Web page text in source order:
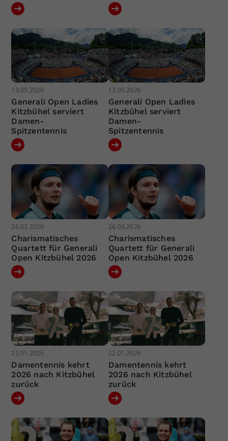
13.05.2026
Generali Open Ladies
Kitzbühel serviert
Damen-
Spitzentennis
13.05.2026
Generali Open Ladies
Kitzbühel serviert
Damen-
Spitzentennis
26.03.2026
Charismatisches
Quartett für Generali
Open Kitzbühel 2026
26.03.2026
Charismatisches
Quartett für Generali
Open Kitzbühel 2026
22.01.2026
Damentennis kehrt
2026 nach Kitzbühel
zurück
22.01.2026
Damentennis kehrt
2026 nach Kitzbühel
zurück